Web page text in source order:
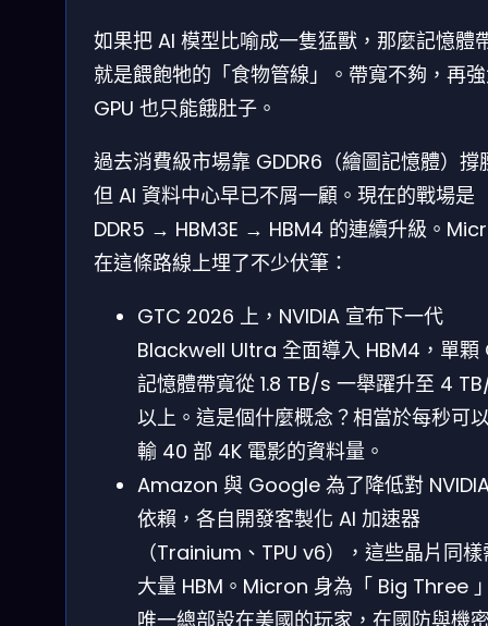
如果把 AI 模型比喻成一隻猛獸，那麼記憶體
就是餵飽牠的「食物管線」。帶寬不夠，再
GPU 也只能餓肚子。
過去消費級市場靠 GDDR6（繪圖記憶體）撐
但 AI 資料中心早已不屑一顧。現在的戰場是
DDR5 → HBM3E → HBM4 的連續升級。
在這條路線上埋了不少伏筆：
GTC 2026 上，NVIDIA 宣布下一代
Blackwell Ultra 全面導入 HBM4，單顆
記憶體帶寬從 1.8 TB/s 一舉躍升至 4
以上。這是個什麼概念？相當於每秒可
輸 40 部 4K 電影的資料量。
Amazon 與 Google 為了降低對
依賴，各自開發客製化 AI 加速器
（Trainium、TPU v6），這些晶片同
大量 HBM。Micron 身為「 Big Three
唯一總部設在美國的玩家，在國防與機